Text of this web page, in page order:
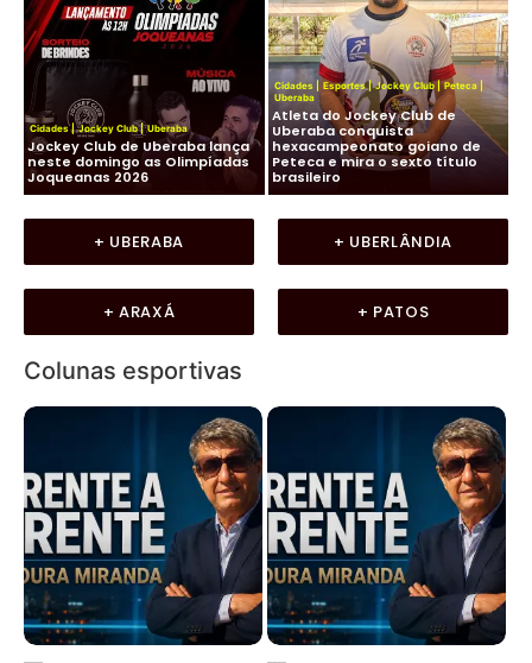
Cidades| Jockey Club| Uberaba
Jockey Club de Uberaba lança
neste domingo as Olimpíadas
Joqueanas 2026
Cidades| Esportes| Jockey Club| Peteca|
Uberaba
Atleta do Jockey Club de
Uberaba conquista
hexacampeonato goiano de
Peteca e mira o sexto título
brasileiro
+ UBERABA + UBERLÂNDIA
+ ARAXÁ + PATOS
Colunas esportivas